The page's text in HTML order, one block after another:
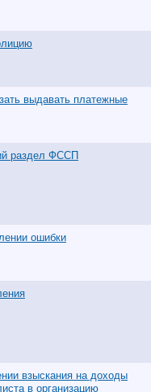
выдавать платежные
раздел ФССП
ошибки
взыскания на доходы
в организацию